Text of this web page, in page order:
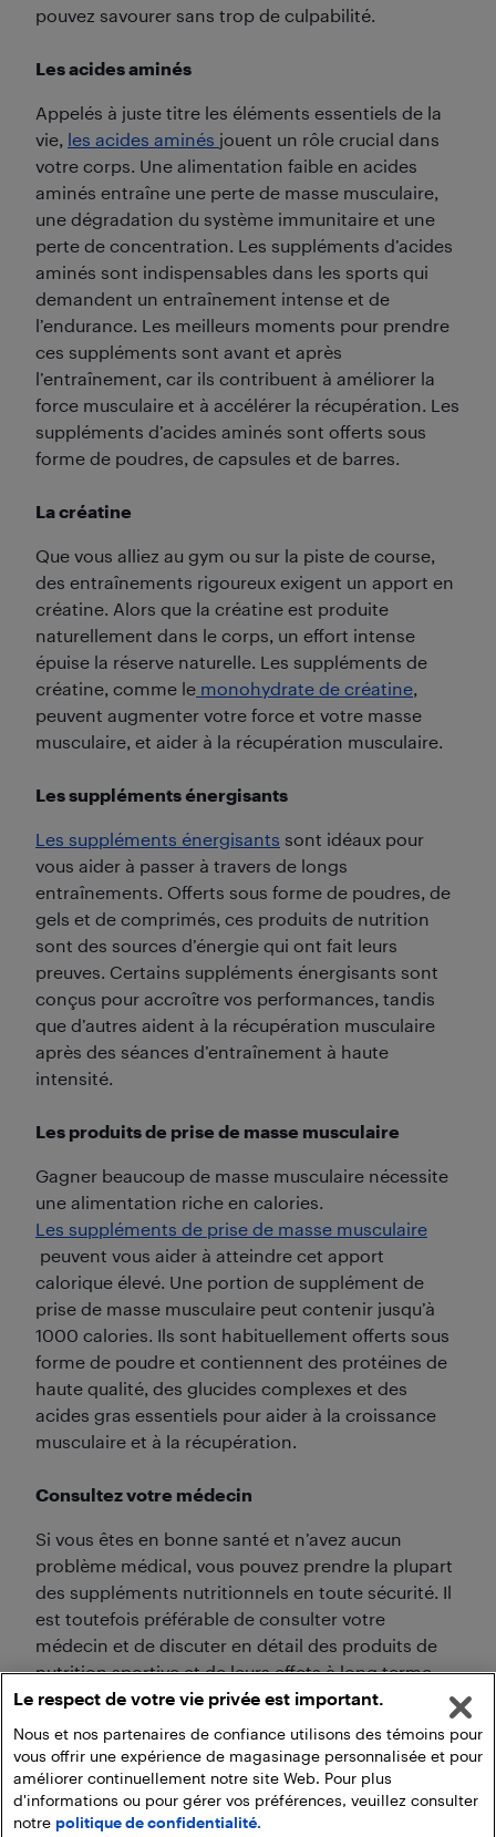
pouvez savourer sans trop de culpabilité.
Les acides aminés
Appelés à juste titre les éléments essentiels de la
vie, les acides aminés jouent un rôle crucial dans
votre corps. Une alimentation faible en acides
aminés entraîne une perte de masse musculaire,
une dégradation du système immunitaire et une
perte de concentration. Les suppléments d’acides
aminés sont indispensables dans les sports qui
demandent un entraînement intense et de
l’endurance. Les meilleurs moments pour prendre
ces suppléments sont avant et après
l’entraînement, car ils contribuent à améliorer la
force musculaire et à accélérer la récupération. Les
suppléments d’acides aminés sont offerts sous
forme de poudres, de capsules et de barres.
La créatine
Que vous alliez au gym ou sur la piste de course,
des entraînements rigoureux exigent un apport en
créatine. Alors que la créatine est produite
naturellement dans le corps, un effort intense
épuise la réserve naturelle. Les suppléments de
créatine, comme le monohydrate de créatine,
peuvent augmenter votre force et votre masse
musculaire, et aider à la récupération musculaire.
Les suppléments énergisants
Les suppléments énergisants sont idéaux pour
vous aider à passer à travers de longs
entraînements. Offerts sous forme de poudres, de
gels et de comprimés, ces produits de nutrition
sont des sources d’énergie qui ont fait leurs
preuves. Certains suppléments énergisants sont
conçus pour accroître vos performances, tandis
que d’autres aident à la récupération musculaire
après des séances d’entraînement à haute
intensité.
Les produits de prise de masse musculaire
Gagner beaucoup de masse musculaire nécessite
une alimentation riche en calories.
Les suppléments de prise de masse musculaire
peuvent vous aider à atteindre cet apport
calorique élevé. Une portion de supplément de
prise de masse musculaire peut contenir jusqu’à
1000 calories. Ils sont habituellement offerts sous
forme de poudre et contiennent des protéines de
haute qualité, des glucides complexes et des
acides gras essentiels pour aider à la croissance
musculaire et à la récupération.
Consultez votre médecin
Si vous êtes en bonne santé et n’avez aucun
problème médical, vous pouvez prendre la plupart
des suppléments nutritionnels en toute sécurité. Il
est toutefois préférable de consulter votre
médecin et de discuter en détail des produits de
nutrition sportive et de leurs effets à long terme
sur votre santé avant d’ajouter ces suppléments à
votre régime alimentaire.
Le respect de votre vie privée est important.
Nous et nos partenaires de confiance utilisons des témoins pour
vous offrir une expérience de magasinage personnalisée et pour
améliorer continuellement notre site Web. Pour plus
d'informations ou pour gérer vos préférences, veuillez consulter
notre politique de confidentialité.